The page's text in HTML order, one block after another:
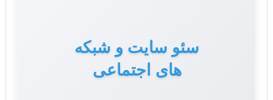
سئو سایت و شبکه
های اجتماعی